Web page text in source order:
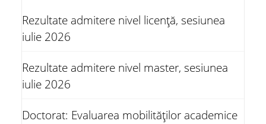
Rezultate admitere nivel licență, sesiunea
iulie 2026
Rezultate admitere nivel master, sesiunea
iulie 2026
Doctorat: Evaluarea mobilităților academice